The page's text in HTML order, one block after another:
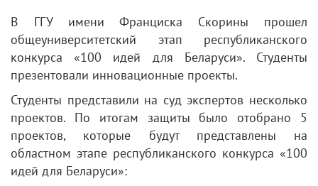
В ГГУ имени Франциска Скорины прошел
общеуниверситетский этап республиканского
конкурса «100 идей для Беларуси». Студенты
презентовали инновационные проекты.
Студенты представили на суд экспертов несколько
проектов. По итогам защиты было отобрано 5
проектов, которые будут представлены на
областном этапе республиканского конкурса «100
идей для Беларуси»: